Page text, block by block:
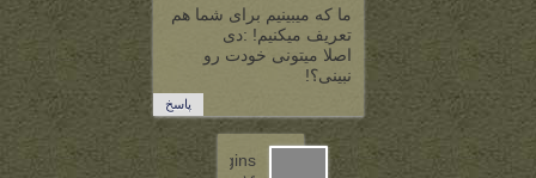
ما که میبینیم برای شما هم
تعریف میکنیم! :دی
اصلا میتونی خودت رو
نبینی؟!
پاسخ
baggins